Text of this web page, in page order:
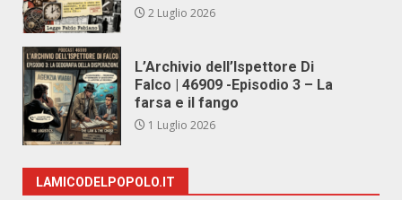
2 Luglio 2026
L’Archivio dell’Ispettore Di
Falco | 46909 -Episodio 3 – La
farsa e il fango
1 Luglio 2026
LAMICODELPOPOLO.IT